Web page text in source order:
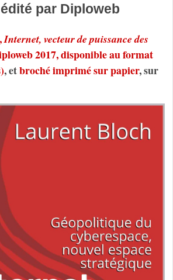
par Diploweb
Internet, vecteur de puissance des
2017, disponible au format
, etbroché imprimé sur papier, sur